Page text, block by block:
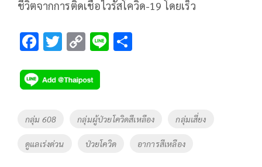
ชีวิตจากการติดเชื้อไวรัสโควิด-19 โดยเร็ว
F
e
b
o
o
k
T
tt
er
C
p
y
Li
n
k
Li
Tags
กลุ่ม 608 กลุ่มผู้ป่วยโควิดสีเหลือง กลุ่มเสี่ยง
ดูแลเร่งด่วน ป่วยโควิด อาการสีเหลือง